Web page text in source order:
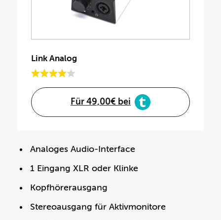
Link Analog
Für 49,00€ bei
Analoges Audio-Interface
1 Eingang XLR oder Klinke
Kopfhörerausgang
Stereoausgang für Aktivmonitore